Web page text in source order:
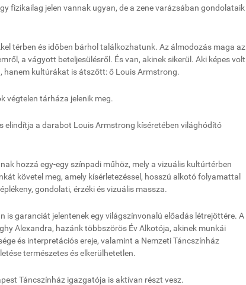
fizikailag jelen vannak ugyan, de a zene varázsában gondolataik
térben és időben bárhol találkozhatunk. Az álmodozás maga az
a vágyott beteljesülésről. És van, akinek sikerül. Aki képes volt
hanem kultúrákat is átszőtt: ő Louis Armstrong.
végtelen tárháza jelenik meg.
elindítja a darabot Louis Armstrong kíséretében világhódító
hozzá egy-egy színpadi műhöz, mely a vizuális kultúrtérben
követel meg, amely kísérletezéssel, hosszú alkotó folyamattal
gondolati, érzéki és vizuális massza.
garanciát jelentenek egy világszínvonalú előadás létrejöttére. A
Alexandra, hazánk többszörös Év Alkotója, akinek munkái
és interpretációs ereje, valamint a Nemzeti Táncszínház
természetes és elkerülhetetlen.
Táncszínház igazgatója is aktívan részt vesz.